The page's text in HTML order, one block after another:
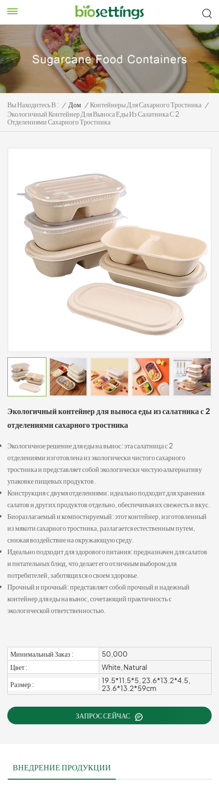
Вы Находитесь В : / Дом / Контейнеры Для Сахарного Тростника /
Экологичный Контейнер Для Выноса Еды Из Салатника С 2
Отделениями Сахарного Тростника
Экологичный контейнер для выноса еды из салатника с 2
отделениями сахарного тростника
Экологичное решение для еды на вынос: эта салатница с 2
отделениями изготовлена из экологически чистого сахарного
тростника и представляет собой экологически чистую альтернативу
упаковке пищевых продуктов.
Конструкция с двумя отделениями: идеально подходит для хранения
салатов и других продуктов отдельно, обеспечивая их свежесть и вкус.
Биоразлагаемый и компостируемый: этот контейнер, изготовленный
из мякоти сахарного тростника, разлагается естественным путем,
снижая воздействие на окружающую среду.
Идеально подходит для здорового питания: предназначен для салатов
и питательных блюд, что делает его отличным выбором для
потребителей, заботящихся о своем здоровье.
Прочный и прочный: представляет собой прочный и надежный
контейнер для еды на вынос, сочетающий практичность с
экологической ответственностью.
Минимальный Заказ :
50,000
Цвет :
White, Natural
Размер :
19.5*11.5*5, 23.6*13.2*4.5,
23.6*13.2*59cm
ЗАПРОС СЕЙЧАС
ВНЕДРЕНИЕ ПРОДУКЦИИ